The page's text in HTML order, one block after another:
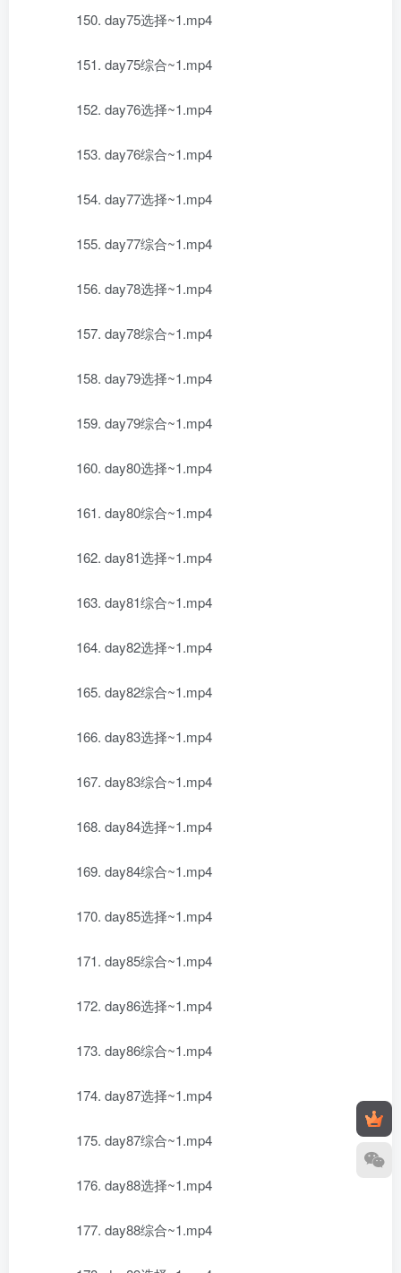
150. day75选择~1.mp4
151. day75综合~1.mp4
152. day76选择~1.mp4
153. day76综合~1.mp4
154. day77选择~1.mp4
155. day77综合~1.mp4
156. day78选择~1.mp4
157. day78综合~1.mp4
158. day79选择~1.mp4
159. day79综合~1.mp4
160. day80选择~1.mp4
161. day80综合~1.mp4
162. day81选择~1.mp4
163. day81综合~1.mp4
164. day82选择~1.mp4
165. day82综合~1.mp4
166. day83选择~1.mp4
167. day83综合~1.mp4
168. day84选择~1.mp4
169. day84综合~1.mp4
170. day85选择~1.mp4
171. day85综合~1.mp4
172. day86选择~1.mp4
173. day86综合~1.mp4
174. day87选择~1.mp4
175. day87综合~1.mp4
176. day88选择~1.mp4
177. day88综合~1.mp4